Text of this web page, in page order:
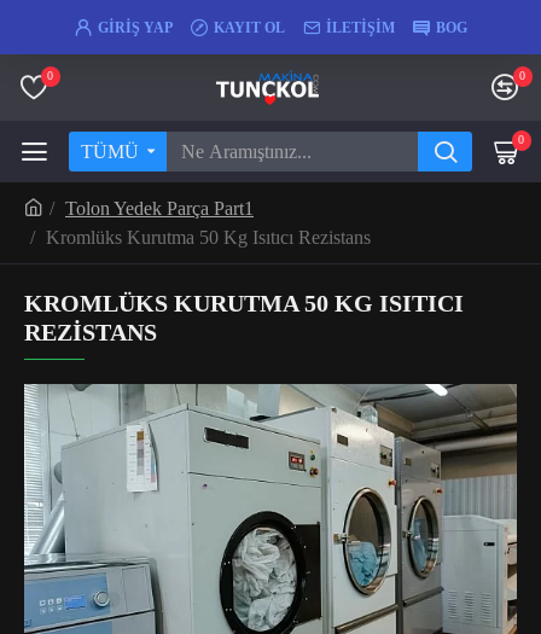
GIRIŞ YAP KAYIT OL İLETIŞIM BOG
0 0
TÜMÜ
0
Tolon Yedek Parça Part1
Kromlüks Kurutma 50 Kg Isıtıcı Rezistans
KROMLÜKS KURUTMA 50 KG ISITICI
REZISTANS